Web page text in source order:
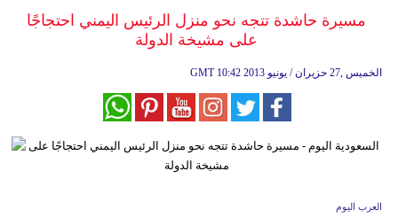
وموسيقى
مسيرة حاشدة تتجه نحو منزل الرئيس اليمني احتجاجًا
على مشيخة الدولة
GMT 10:42 2013 الخميس ,27 حزيران / يونيو
العرب اليوم